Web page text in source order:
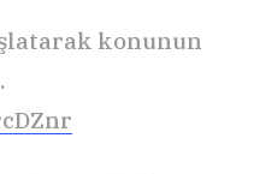
konunun